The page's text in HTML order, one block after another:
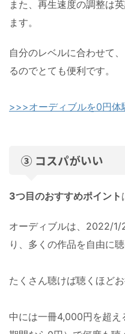
また、再生速度の調整は
ます。
自分のレベルに合わせて
るのでとても便利です。
>>>オーディブルを0円体
③ コスパがいい
3つ目のおすすめポイント
オーディブルは、2022/1/
り、多くの作品を自由に
たくさん聴けば聴くほどお
中には一冊4,000円を超